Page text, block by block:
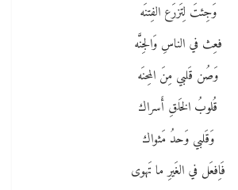
وَجِئتَ لِتَزرَع الفِتنَه
فعِث في الناسِ وَالجِنَّه
وَصُن قَلبي مِنَ المِحنَه
قُلوبُ الخَلقِ أَسراك
وَقَلبي وَحدُ مَثواك
فَاِفعَل في الغَيرِ ما تَهوى